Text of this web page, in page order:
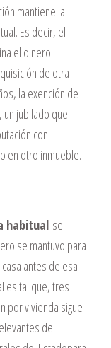
mantiene la
Es decir, el
el dinero
de otra
la exención de
un jubilado que
con
en otro inmueble.
habitualse
se mantuvo para
antes de esa
es tal que, tres
por vivienda sigue
del